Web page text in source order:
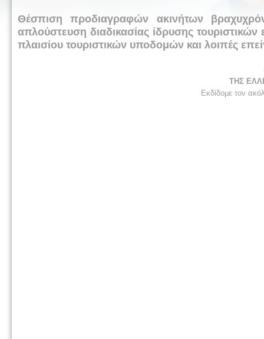
Θέσπιση προδιαγραφών ακινήτων
απλούστευση διαδικασίας ίδρυσης τουριστικών
πλαισίου τουριστικών υποδομών και λοιπές
ΤΗΣ
Εκδίδομε τον